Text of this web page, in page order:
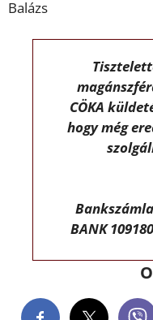
Balázs
CÖKA
hogy még
BANK